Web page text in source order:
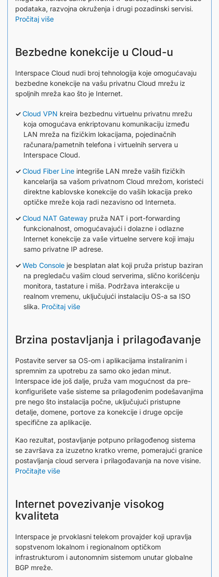
podataka, razvojna okruženja i drugi pozadinski servisi.
Pročitaj više
Bezbedne konekcije u Cloud-u
Interspace Cloud nudi broj tehnologija koje omogućavaju
bezbedne konekcije na vašu privatnu Cloud mrežu iz
spoljnih mreža kao što je Internet.
Cloud VPN kreira bezbednu virtuelnu privatnu mrežu
koja omogućava enkriptovanu komunikaciju između
LAN mreža na fizičkim lokacijama, pojedinačnih
računara/pametnih telefona i virtuelnih servera u
Interspace Cloud.
Cloud Fiber Line integriše LAN mreže vaših fizičkih
kancelarija sa vašom privatnom Cloud mrežom, koristeći
direktne kablovske konekcije do vaših lokacija preko
optičke mreže koja radi nezavisno od Interneta.
Cloud NAT Gateway pruža NAT i port-forwarding
funkcionalnost, omogućavajući i dolazne i odlazne
Internet konekcije za vaše virtuelne servere koji imaju
samo privatne IP adrese.
Web Console je besplatan alat koji pruža pristup baziran
na pregledaču vašim cloud serverima, slično korišćenju
monitora, tastature i miša. Podržava interakcije u
realnom vremenu, uključujući instalaciju OS-a sa ISO
slika. Pročitaj više
Brzina postavljanja i prilagođavanje
Postavite server sa OS-om i aplikacijama instaliranim i
spremnim za upotrebu za samo oko jedan minut.
Interspace ide još dalje, pruža vam mogućnost da pre-
konfigurišete vaše sisteme sa prilagođenim podešavanjima
pre nego što instalacija počne, uključujući pristupne
detalje, domene, portove za konekcije i druge opcije
specifične za aplikacije.
Kao rezultat, postavljanje potpuno prilagođenog sistema
se završava za izuzetno kratko vreme, pomerajući granice
postavljanja cloud servera i prilagođavanja na nove visine.
Pročitajte više
Internet povezivanje visokog
kvaliteta
Interspace je prvoklasni telekom provajder koji upravlja
sopstvenom lokalnom i regionalnom optičkom
infrastrukturom i autonomnim sistemom unutar globalne
BGP mreže.